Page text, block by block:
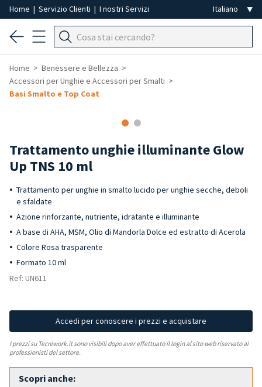
Home | Servizio Clienti | I nostri Servizi
Home
Benessere e Bellezza
Accessori per Unghie e Accessori per Smalti
Basi Smalto e Top Coat
Trattamento unghie illuminante Glow
Up TNS 10 ml
Trattamento per unghie in smalto lucido per unghie secche, deboli
e sfaldate
Azione rinforzante, nutriente, idratante e illuminante
A base di AHA, MSM, Olio di Mandorla Dolce ed estratto di Acerola
Colore Rosa trasparente
Formato 10 ml
Ref: UN611
Accedi per conoscere i prezzi e acquistare
I prezzi su Tecniwork.it sono visibili dopo aver effettuato il login al sito web riservato ai
professionisti del settore.
Scopri anche: